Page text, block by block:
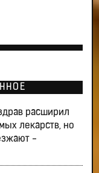
расширил
лекарств, но
-